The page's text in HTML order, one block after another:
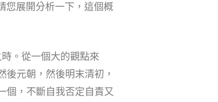
展開分析一下，這個概
。從一個大的觀點來
元朝，然後明末清初，
個，不斷自我否定自責又